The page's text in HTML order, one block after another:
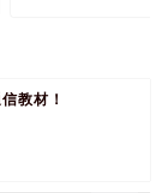
教材！